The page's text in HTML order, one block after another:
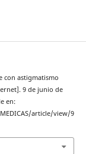
con astigmatismo
9 de junio de
en:
article/view/9